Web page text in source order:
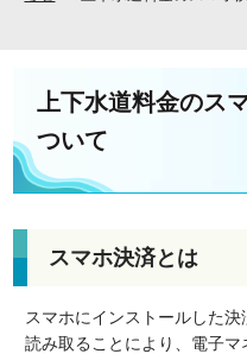
上下水道料金のス
ついて
スマホ決済とは
スマホにインストールした
読み取ることにより、電子